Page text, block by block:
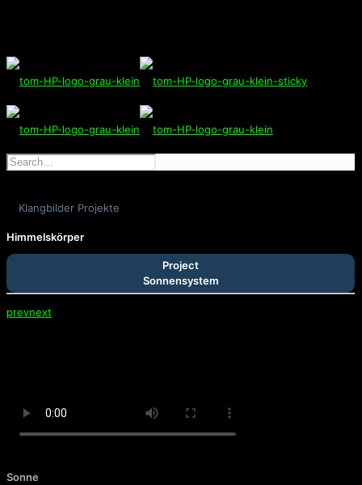
Klangbilder Projekte
Himmelskörper
Project
Sonnensystem
prevnext
Sonne